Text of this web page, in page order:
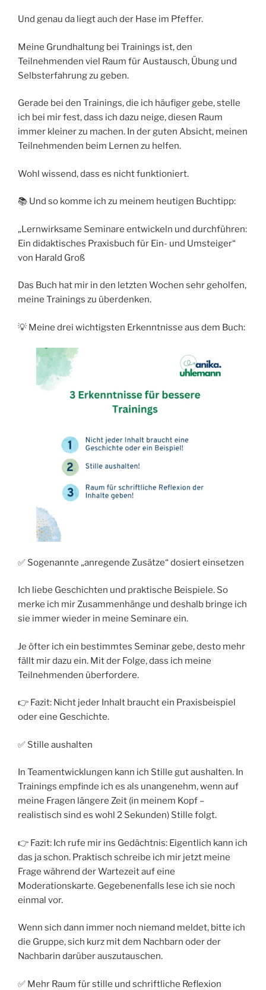
Und genau da liegt auch der Hase im Pfeffer.
Meine Grundhaltung bei Trainings ist, den
Teilnehmenden viel Raum für Austausch, Übung und
Selbsterfahrung zu geben.
Gerade bei den Trainings, die ich häufiger gebe, stelle
ich bei mir fest, dass ich dazu neige, diesen Raum
immer kleiner zu machen. In der guten Absicht, meinen
Teilnehmenden beim Lernen zu helfen.
Wohl wissend, dass es nicht funktioniert.
📚 Und so komme ich zu meinem heutigen Buchtipp:
„Lernwirksame Seminare entwickeln und durchführen:
Ein didaktisches Praxisbuch für Ein- und Umsteiger“
von Harald Groß
Das Buch hat mir in den letzten Wochen sehr geholfen,
meine Trainings zu überdenken.
💡 Meine drei wichtigsten Erkenntnisse aus dem Buch:
✅ Sogenannte „anregende Zusätze“ dosiert einsetzen
Ich liebe Geschichten und praktische Beispiele. So
merke ich mir Zusammenhänge und deshalb bringe ich
sie immer wieder in meine Seminare ein.
Je öfter ich ein bestimmtes Seminar gebe, desto mehr
fällt mir dazu ein. Mit der Folge, dass ich meine
Teilnehmenden überfordere.
👉 Fazit: Nicht jeder Inhalt braucht ein Praxisbeispiel
oder eine Geschichte.
✅ Stille aushalten
In Teamentwicklungen kann ich Stille gut aushalten. In
Trainings empfinde ich es als unangenehm, wenn auf
meine Fragen längere Zeit (in meinem Kopf –
realistisch sind es wohl 2 Sekunden) Stille folgt.
👉 Fazit: Ich rufe mir ins Gedächtnis: Eigentlich kann ich
das ja schon. Praktisch schreibe ich mir jetzt meine
Frage während der Wartezeit auf eine
Moderationskarte. Gegebenenfalls lese ich sie noch
einmal vor.
Wenn sich dann immer noch niemand meldet, bitte ich
die Gruppe, sich kurz mit dem Nachbarn oder der
Nachbarin darüber auszutauschen.
✅ Mehr Raum für stille und schriftliche Reflexion